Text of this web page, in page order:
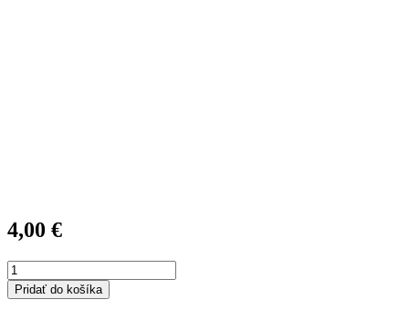
4,00 €
množstvo
CASCARA
Kostarika
Pridať do košíka